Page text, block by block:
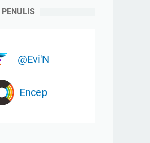
PENULIS
@Evi'N
Encep